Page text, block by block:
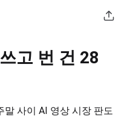
고 번 건 28
말 사이 AI 영상 시장 판도